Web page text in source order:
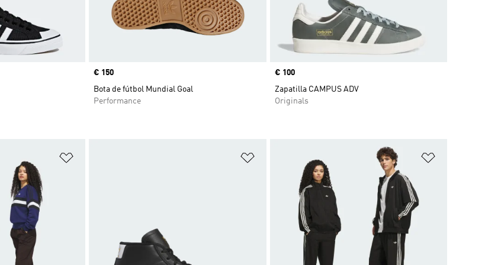
Precio
€ 150
Bota de fútbol Mundial Goal
Performance
Precio
€ 100
Zapatilla CAMPUS ADV
Originals